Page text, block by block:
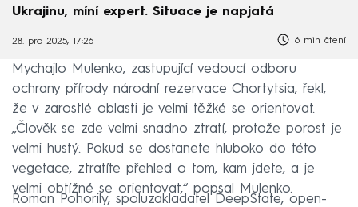
Ukrajinu, míní expert. Situace je napjatá
28. pro 2025, 17:26 6 min čtení
Mychajlo Mulenko, zastupující vedoucí odboru
ochrany přírody národní rezervace Chortytsia, řekl,
že v zarostlé oblasti je velmi těžké se orientovat.
„Člověk se zde velmi snadno ztratí, protože porost je
velmi hustý. Pokud se dostanete hluboko do této
vegetace, ztratíte přehled o tom, kam jdete, a je
velmi obtížné se orientovat,“ popsal Mulenko.
Roman Pohorily, spoluzakladatel DeepState, open-